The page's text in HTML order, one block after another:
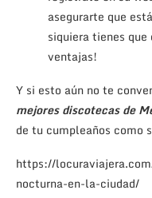
asegurarte que
siquiera tienes que
ventajas!
Y si esto aún no te
mejores discotecas de
de tu cumpleaños como
https://
nocturna-en-la-ciudad/